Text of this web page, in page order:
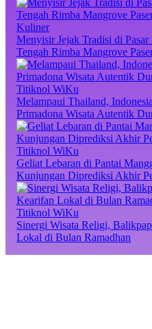
Kuliner
Menyisir Jejak Tradisi di
Tengah Rimba Mangrove
Titiknol WiKu
Melampaui Thailand,
Primadona Wisata Autentik
Titiknol WiKu
Geliat Lebaran di Pantai
Kunjungan Diprediksi Akhir
Titiknol WiKu
Sinergi Wisata Religi,
Lokal di Bulan Ramadhan